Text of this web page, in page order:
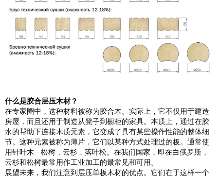
什么是胶合层压木材？
在专家圈中，这种材料被称为胶合木。实际上，它不仅用于建造
房屋，而且还用于制造从凳子到橱柜的家具。本质上，通过在胶
水的帮助下连接木质元素，它变成了具有某些操作性能的整体细
节。这种元素被称为薄片，它们以某种方式处理过的板。通常使
用针叶木 - 松树，云杉，落叶松。在我们国家，即在白俄罗斯，
云杉和松树最常用作工业加工的最常见和可用。
展望未来，我们注意到层压单板木材的优点。它们在于这样一个